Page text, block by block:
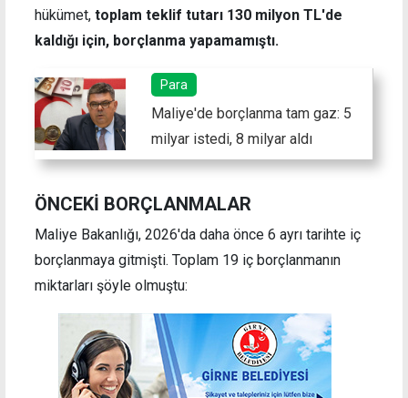
hükümet, toplam teklif tutarı 130 milyon TL'de
kaldığı için, borçlanma yapamamıştı.
Para
Maliye'de borçlanma tam gaz: 5
milyar istedi, 8 milyar aldı
ÖNCEKİ BORÇLANMALAR
Maliye Bakanlığı, 2026'da daha önce 6 ayrı tarihte iç
borçlanmaya gitmişti. Toplam 19 iç borçlanmanın
miktarları şöyle olmuştu: